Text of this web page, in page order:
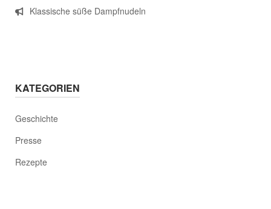
Klassische süße Dampfnudeln
KATEGORIEN
Geschichte
Presse
Rezepte